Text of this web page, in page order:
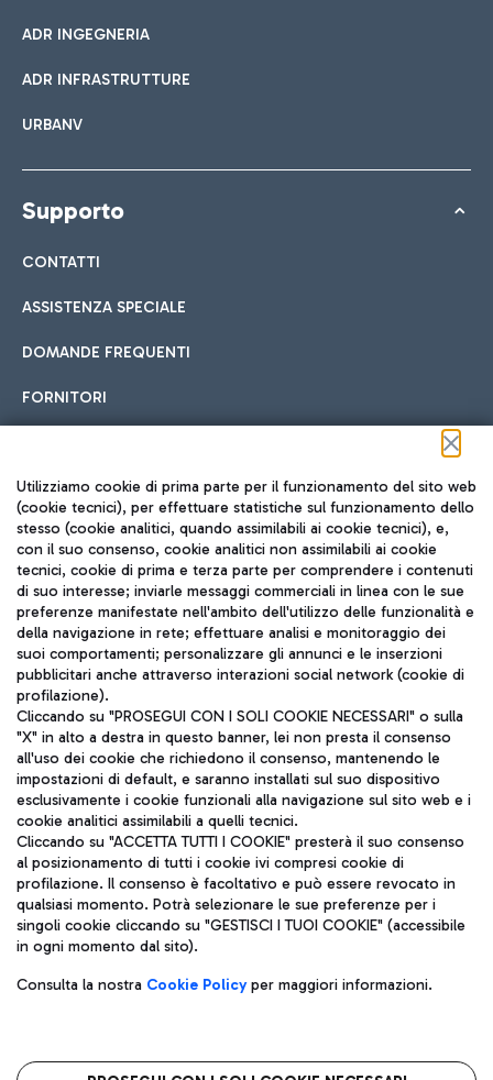
ADR INGEGNERIA
ADR INFRASTRUTTURE
URBANV
Supporto
CONTATTI
ASSISTENZA SPECIALE
DOMANDE FREQUENTI
FORNITORI
Seguici sui social
TRAVEL JOURNAL
ITA
Aeroporti di Roma S.p.A. - Società soggetta a direzione e
coordinamento di Mundys S.p.A.
Codice fiscale e Registro delle Imprese di Roma 13032990155 P.
IVA 06572251004
Capitale sociale 62.224.743,00 int. vers.
Sede legale: Via Pier Paolo Racchetti 1 - 00054 Fiumicino (RM)
telefono +39 06 65951
Privacy policy
Note legali
Roma FCO
Utilizziamo cookie di prima parte per il funzionamento del sito web
(cookie tecnici), per effettuare statistiche sul funzionamento dello
stesso (cookie analitici, quando assimilabili ai cookie tecnici), e,
con il suo consenso, cookie analitici non assimilabili ai cookie
tecnici, cookie di prima e terza parte per comprendere i contenuti
di suo interesse; inviarle messaggi commerciali in linea con le sue
preferenze manifestate nell'ambito dell'utilizzo delle funzionalità e
della navigazione in rete; effettuare analisi e monitoraggio dei
suoi comportamenti; personalizzare gli annunci e le inserzioni
pubblicitari anche attraverso interazioni social network (cookie di
profilazione).
Cliccando su "PROSEGUI CON I SOLI COOKIE NECESSARI" o sulla
"X" in alto a destra in questo banner, lei non presta il consenso
all'uso dei cookie che richiedono il consenso, mantenendo le
impostazioni di default, e saranno installati sul suo dispositivo
esclusivamente i cookie funzionali alla navigazione sul sito web e i
cookie analitici assimilabili a quelli tecnici.
Cliccando su "ACCETTA TUTTI I COOKIE" presterà il suo consenso
al posizionamento di tutti i cookie ivi compresi cookie di
profilazione. Il consenso è facoltativo e può essere revocato in
qualsiasi momento. Potrà selezionare le sue preferenze per i
singoli cookie cliccando su "GESTISCI I TUOI COOKIE" (accessibile
in ogni momento dal sito).
Consulta la nostra Cookie Policyper maggiori informazioni.